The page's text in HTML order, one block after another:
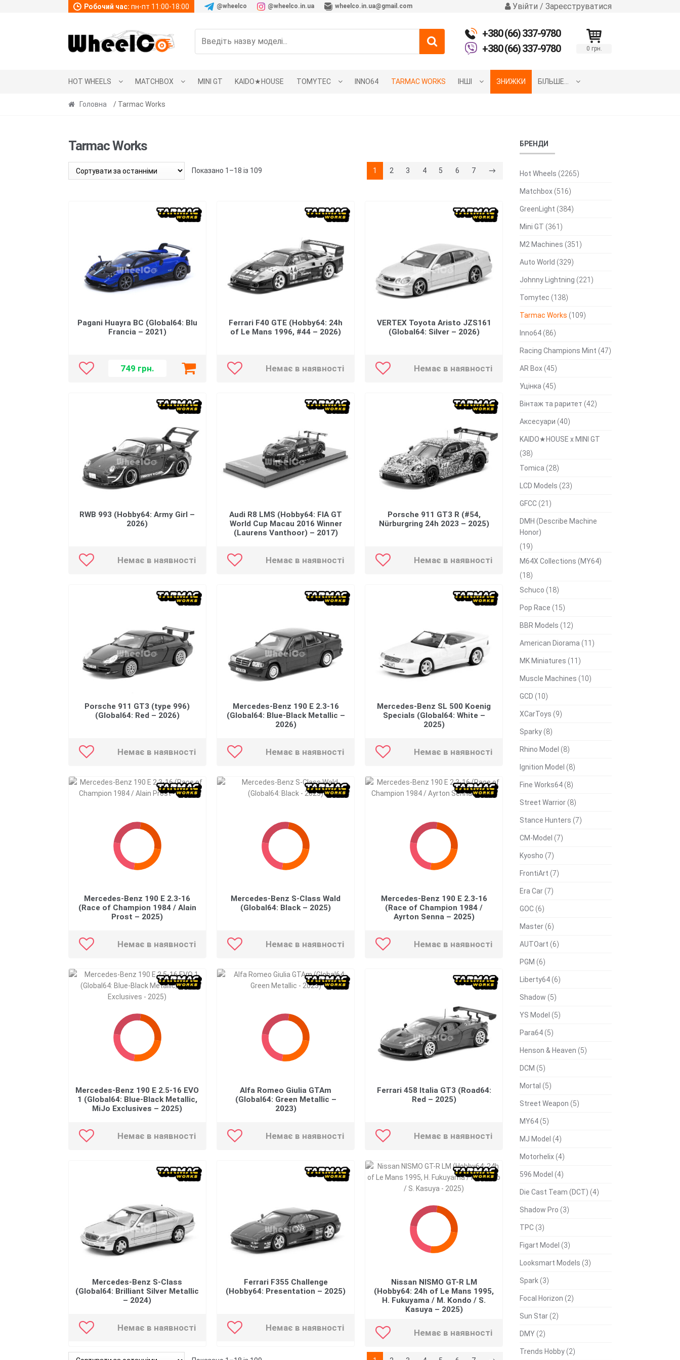
Робочий час: пн-пт 11:00-18:00 @wheelco @wheelco.in.ua wheelco.in.ua@gmail.com
Увійти / Зареєструватися
навігації
вмісту
+380 (66) 337-9780
+380 (66) 337-9780
0 грн.
HOT WHEELS MATCHBOX MINI GT KAIDO★HOUSE TOMYTEC INNO64 TARMAC WORKS ІНШІ ЗНИЖКИ БІЛЬШЕ…
Головна / Tarmac Works
Tarmac Works
Показано 1–18 із 109Сортовано
1 2 3 4 5 6 7 →
Pagani Huayra BC (Global64: Blu
Francia – 2021)
749 грн.
Ferrari F40 GTE (Hobby64: 24h
of Le Mans 1996, #44 – 2026)
Немає в наявності
VERTEX Toyota Aristo JZS161
(Global64: Silver – 2026)
Немає в наявності
RWB 993 (Hobby64: Army Girl –
2026)
Немає в наявності
Audi R8 LMS (Hobby64: FIA GT
World Cup Macau 2016 Winner
(Laurens Vanthoor) – 2017)
Немає в наявності
Porsche 911 GT3 R (#54,
Nürburgring 24h 2023 – 2025)
Немає в наявності
Porsche 911 GT3 (type 996)
(Global64: Red – 2026)
Немає в наявності
Mercedes-Benz 190 E 2.3-16
(Global64: Blue-Black Metallic –
2026)
Немає в наявності
Mercedes-Benz SL 500 Koenig
Specials (Global64: White –
2025)
Немає в наявності
Mercedes-Benz 190 E 2.3-16
(Race of Champion 1984 / Alain
Prost – 2025)
Немає в наявності
Mercedes-Benz S-Class Wald
(Global64: Black – 2025)
Немає в наявності
Mercedes-Benz 190 E 2.3-16
(Race of Champion 1984 /
Ayrton Senna – 2025)
Немає в наявності
Mercedes-Benz 190 E 2.5-16 EVO
1 (Global64: Blue-Black Metallic,
MiJo Exclusives – 2025)
Немає в наявності
Alfa Romeo Giulia GTAm
(Global64: Green Metallic –
2023)
Немає в наявності
Ferrari 458 Italia GT3 (Road64:
Red – 2025)
Немає в наявності
Mercedes-Benz S-Class
(Global64: Brilliant Silver Metallic
– 2024)
Немає в наявності
Ferrari F355 Challenge
(Hobby64: Presentation – 2025)
Немає в наявності
Nissan NISMO GT-R LM
(Hobby64: 24h of Le Mans 1995,
H. Fukuyama / M. Kondo / S.
Kasuya – 2025)
Немає в наявності
БРЕНДИ
Hot Wheels (2265)
Matchbox (516)
GreenLight (384)
Mini GT (361)
M2 Machines (351)
Auto World (329)
Johnny Lightning (221)
Tomytec (138)
Tarmac Works (109)
Inno64 (86)
Racing Champions Mint (47)
AR Box (45)
Уцінка (45)
Вінтаж та раритет (42)
Аксесуари (40)
KAIDO★HOUSE x MINI GT
(38)
Tomica (28)
LCD Models (23)
GFCC (21)
DMH (Describe Machine
Honor)
(19)
M64X Collections (MY64)
(18)
Schuco (18)
Pop Race (15)
BBR Models (12)
American Diorama (11)
MK Miniatures (11)
Muscle Machines (10)
GCD (10)
XCarToys (9)
Sparky (8)
Rhino Model (8)
Ignition Model (8)
Fine Works64 (8)
Street Warrior (8)
Stance Hunters (7)
CM-Model (7)
Kyosho (7)
FrontiArt (7)
Era Car (7)
GOC (6)
Master (6)
AUTOart (6)
PGM (6)
Liberty64 (6)
Shadow (5)
YS Model (5)
Para64 (5)
Henson & Heaven (5)
DCM (5)
Mortal (5)
Street Weapon (5)
MY64 (5)
MJ Model (4)
Motorhelix (4)
596 Model (4)
Die Cast Team (DCT) (4)
Shadow Pro (3)
TPC (3)
Figart Model (3)
Looksmart Models (3)
Spark (3)
Focal Horizon (2)
Sun Star (2)
DMY (2)
Trends Hobby (2)